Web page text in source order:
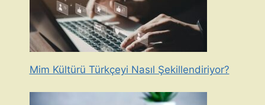
Mim Kültürü Türkçeyi Nasıl Şekillendiriyor?